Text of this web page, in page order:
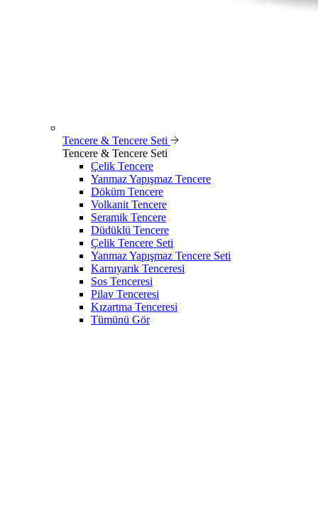
Tencere & Tencere Seti
Tencere & Tencere Seti
Çelik Tencere
Yanmaz Yapışmaz Tencere
Döküm Tencere
Volkanit Tencere
Seramik Tencere
Düdüklü Tencere
Çelik Tencere Seti
Yanmaz Yapışmaz Tencere Seti
Karnıyarık Tenceresi
Sos Tenceresi
Pilav Tenceresi
Kızartma Tenceresi
Tümünü Gör